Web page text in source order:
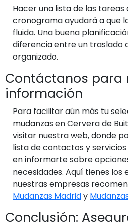
Hacer una lista de las tareas
cronograma ayudará a que
fluida. Una buena
diferencia entre un traslado
organizado.
Contáctanos para
información
Para facilitar aún más tu
mudanzas en Cervera de
visitar nuestra web, donde
lista de contactos y servicios
en informarte sobre
necesidades. Aquí tienes los
nuestras empresas
Mudanzas Madridy
Conclusión: